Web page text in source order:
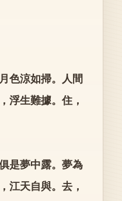
色涼如掃。人間
浮生難據。住，
是夢中露。夢為
江天自與。去，